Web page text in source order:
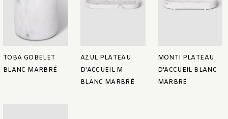
TOBA GOBELET
BLANC MARBRÉ
AZUL PLATEAU
D'ACCUEIL M
BLANC MARBRÉ
MONTI PLATEAU
D'ACCUEIL BLANC
MARBRÉ